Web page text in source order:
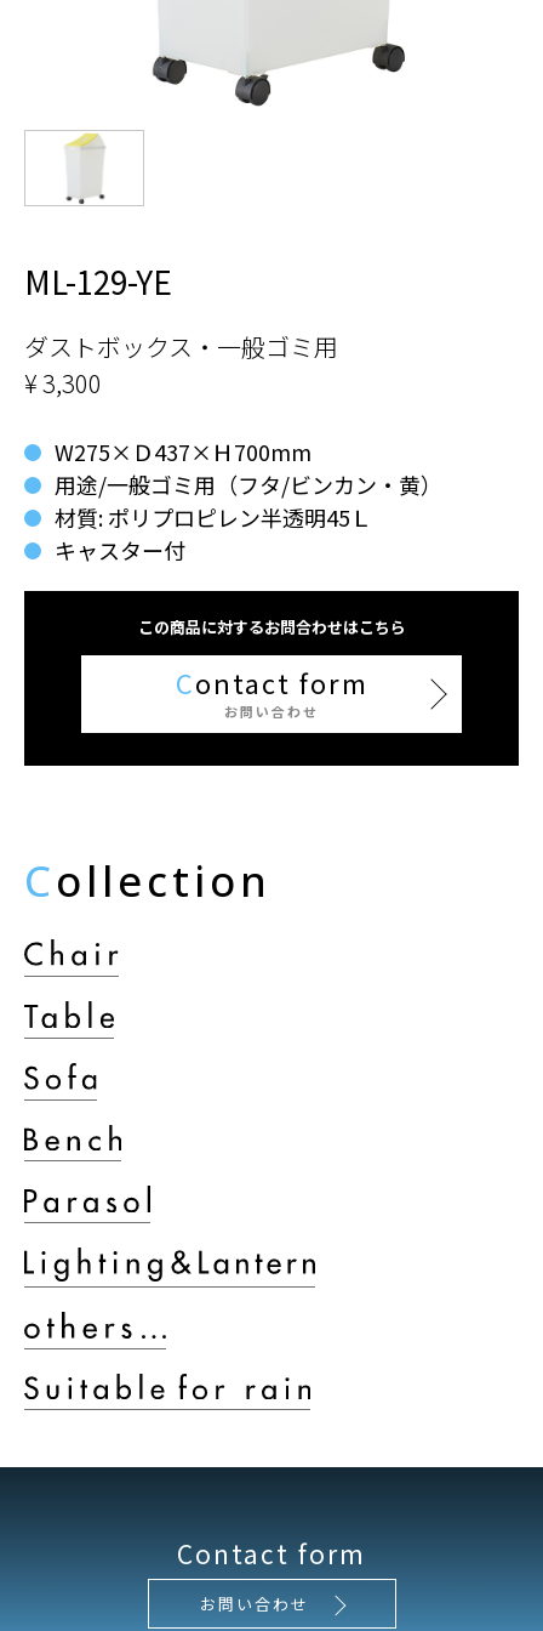
ML-129-YE
ダストボックス・一般ゴミ用
¥ 3,300
W275×Ｄ437×Ｈ700mm
用途/一般ゴミ用（フタ/ビンカン・黄）
材質: ポリプロピレン半透明45Ｌ
キャスター付
この商品に対するお問合わせはこちら
Contact form
お問い合わせ
Collection
Contact form
お問い合わせ